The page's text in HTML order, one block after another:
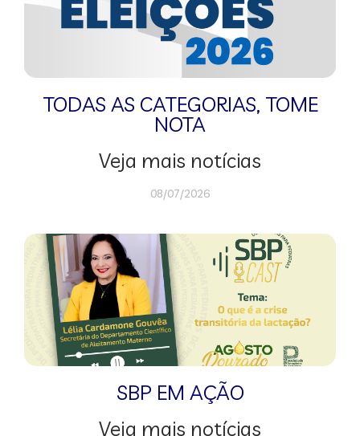
TODAS AS CATEGORIAS, TOME
NOTA
Veja mais notícias
08/07/2026
SBP EM AÇÃO
Veja mais notícias